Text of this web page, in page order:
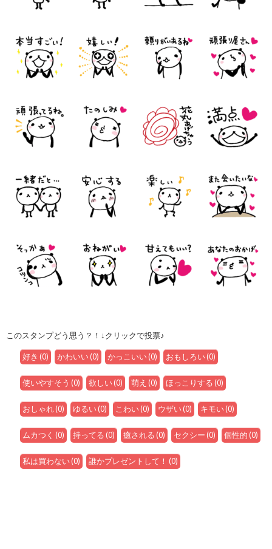
このスタンプどう思う？！↓クリックで投票♪
好き (0) かわいい(0) かっこいい(0) おもしろい(0)
使いやすそう (0) 欲しい(0) 萌え (0) ほっこりする(0)
おしゃれ(0) ゆるい(0) こわい(0) ウザい(0) キモい(0)
ムカつく (0) 持ってる(0) 癒される(0) セクシー(0) 個性的(0)
私は買わない(0) 誰かプレゼントして！ (0)